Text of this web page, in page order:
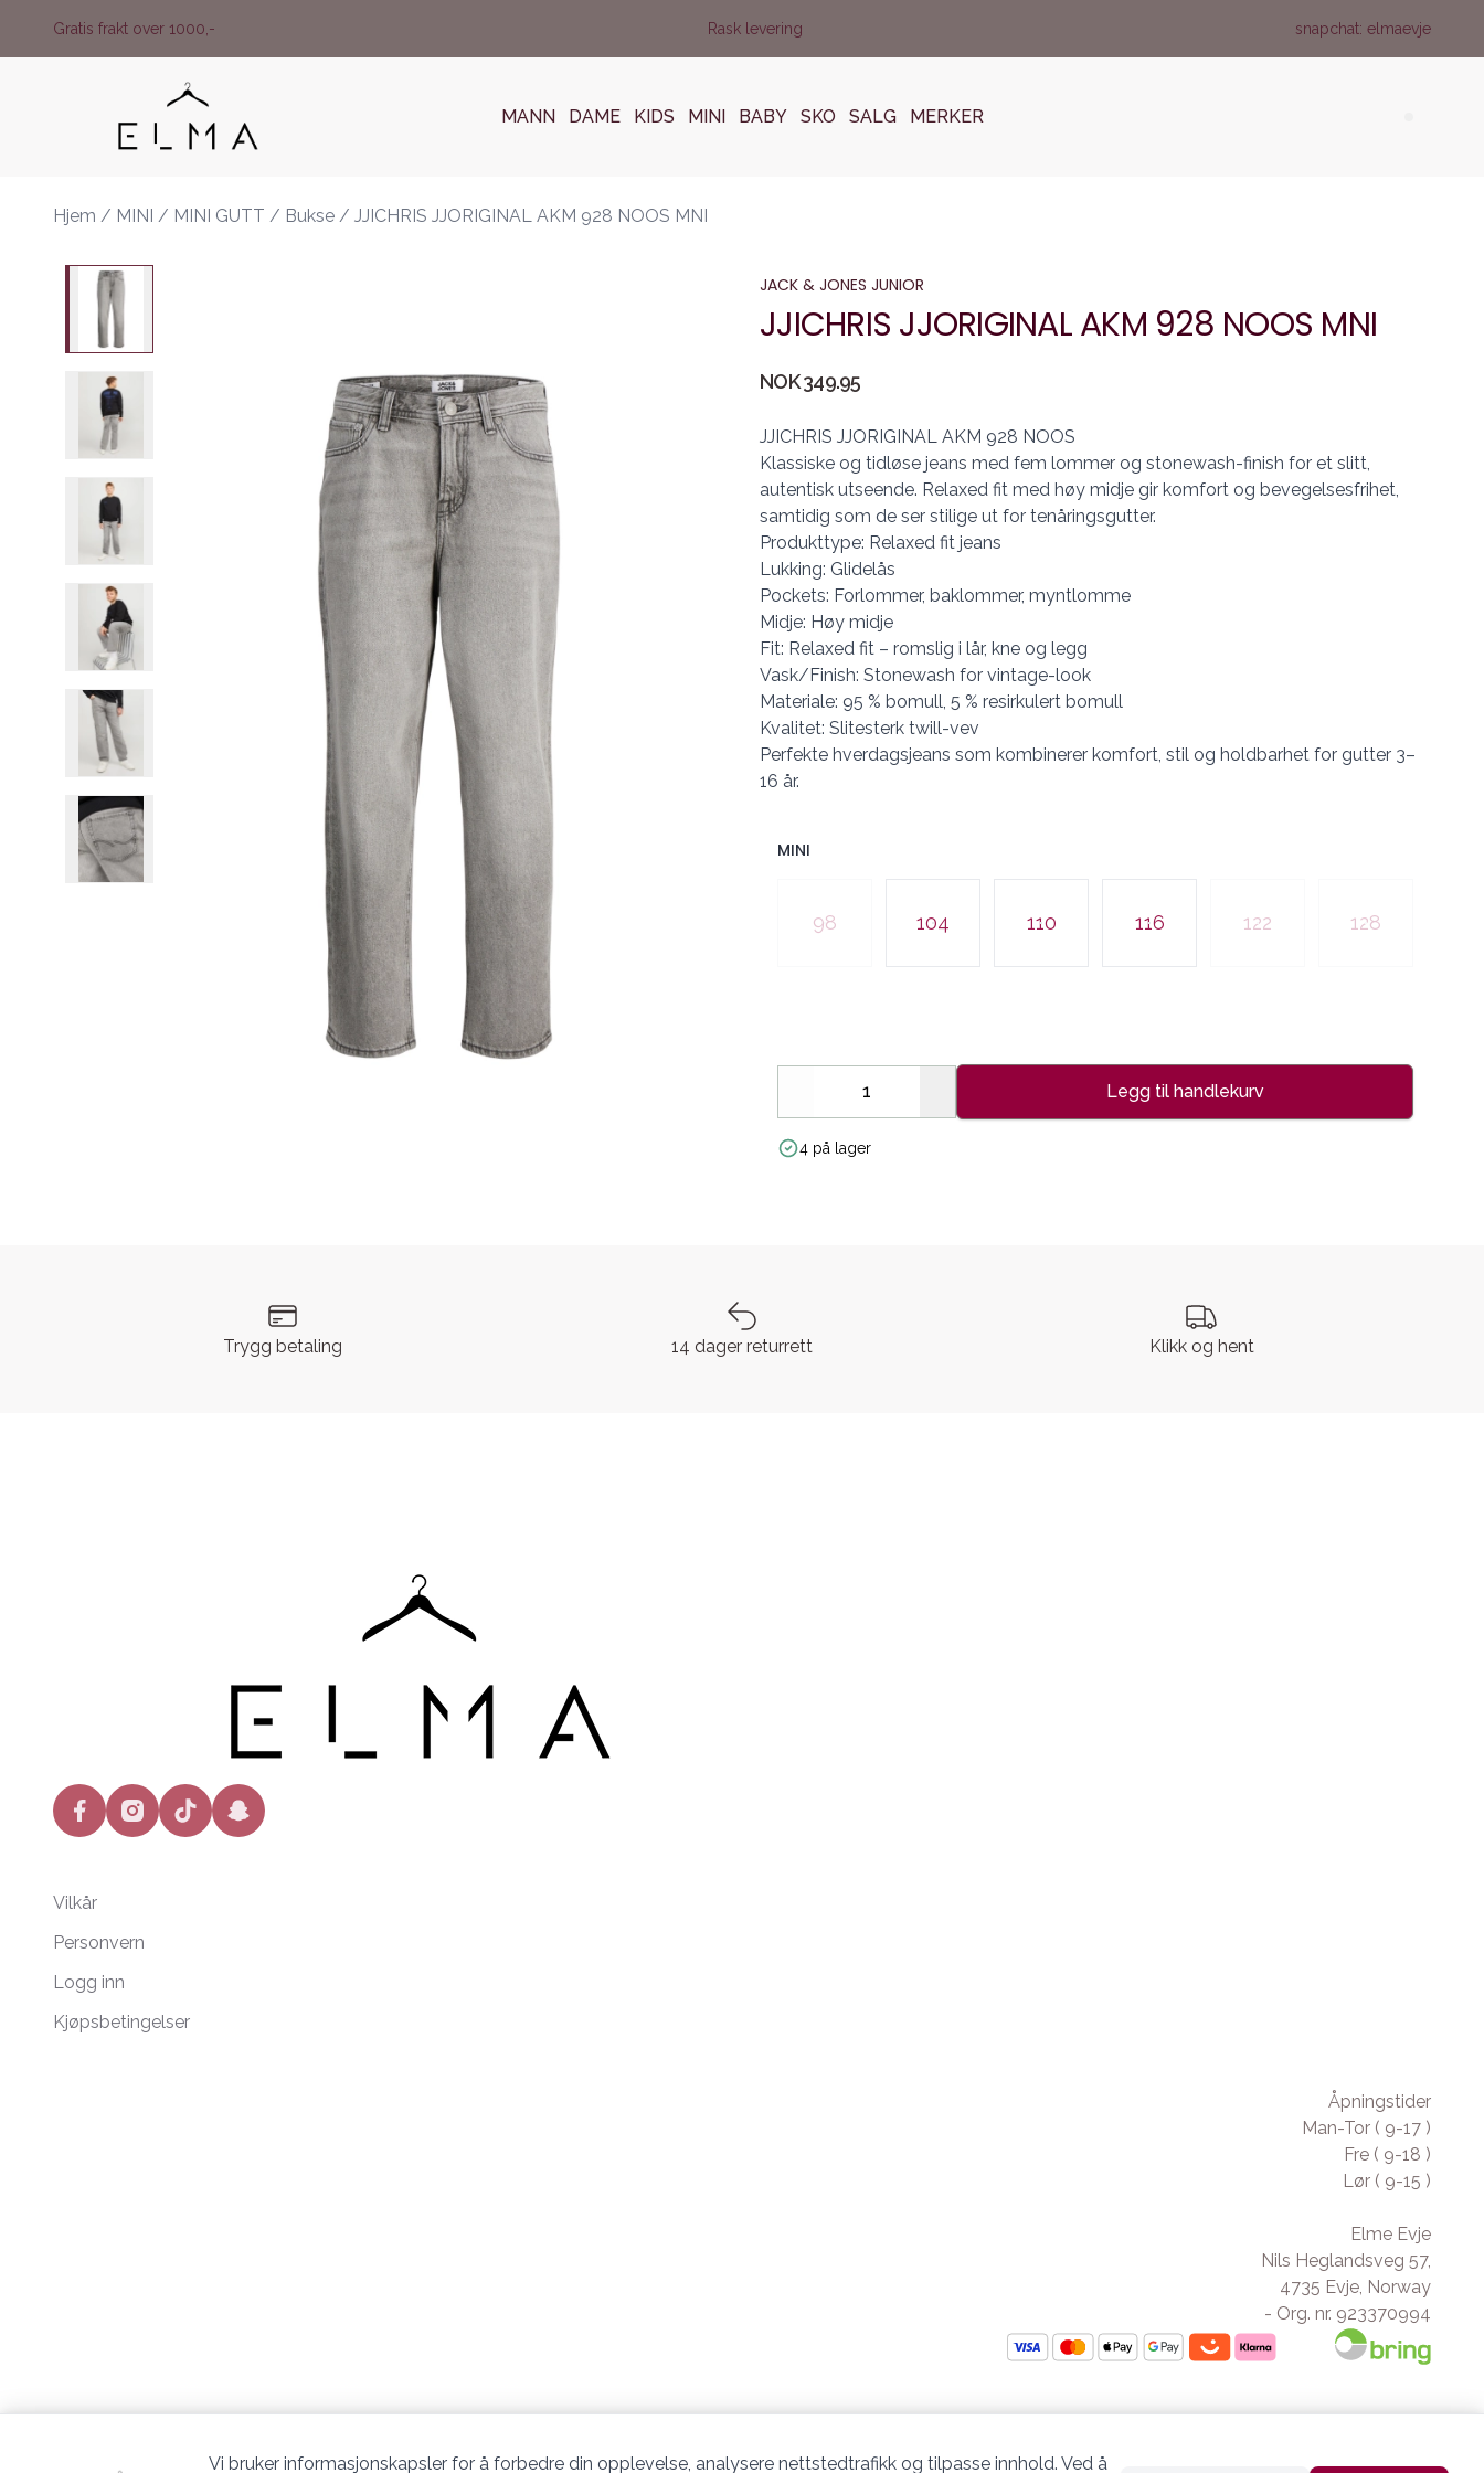
Gratis frakt over 1000,- Rask levering snapchat: elmaevje
MANN DAME KIDS MINI BABY SKO SALG MERKER
Hjem / MINI / MINI GUTT / Bukse / JJICHRIS JJORIGINAL AKM 928 NOOS MNI
JACK & JONES JUNIOR
JJICHRIS JJORIGINAL AKM 928 NOOS MNI
Produktdetaljer
NOK 349.95
Description
JJICHRIS JJORIGINAL AKM 928 NOOS
Klassiske og tidløse jeans med fem lommer og stonewash-finish for et slitt,
autentisk utseende. Relaxed fit med høy midje gir komfort og bevegelsesfrihet,
samtidig som de ser stilige ut for tenåringsgutter.
Produkttype: Relaxed fit jeans
Lukking: Glidelås
Pockets: Forlommer, baklommer, myntlomme
Midje: Høy midje
Fit: Relaxed fit – romslig i lår, kne og legg
Vask/Finish: Stonewash for vintage-look
Materiale: 95 % bomull, 5 % resirkulert bomull
Kvalitet: Slitesterk twill-vev
Perfekte hverdagsjeans som kombinerer komfort, stil og holdbarhet for gutter 3–
16 år.
MINI
98 104 110 116 122 128
Decrease
Legg til handlekurv
4 på lager
Trygg betaling 14 dager returrett Klikk og hent
facebookinstagramtiktok snapchat
Vilkår
Personvern
Logg inn
Kjøpsbetingelser
Åpningstider
Man-Tor ( 9-17 )
Fre ( 9-18 )
Lør ( 9-15 )
Elme Evje
Nils Heglandsveg 57,
4735 Evje, Norway
- Org. nr. 923370994
Vi bruker informasjonskapsler for å forbedre din opplevelse, analysere nettstedtrafikk og tilpasse innhold. Ved å